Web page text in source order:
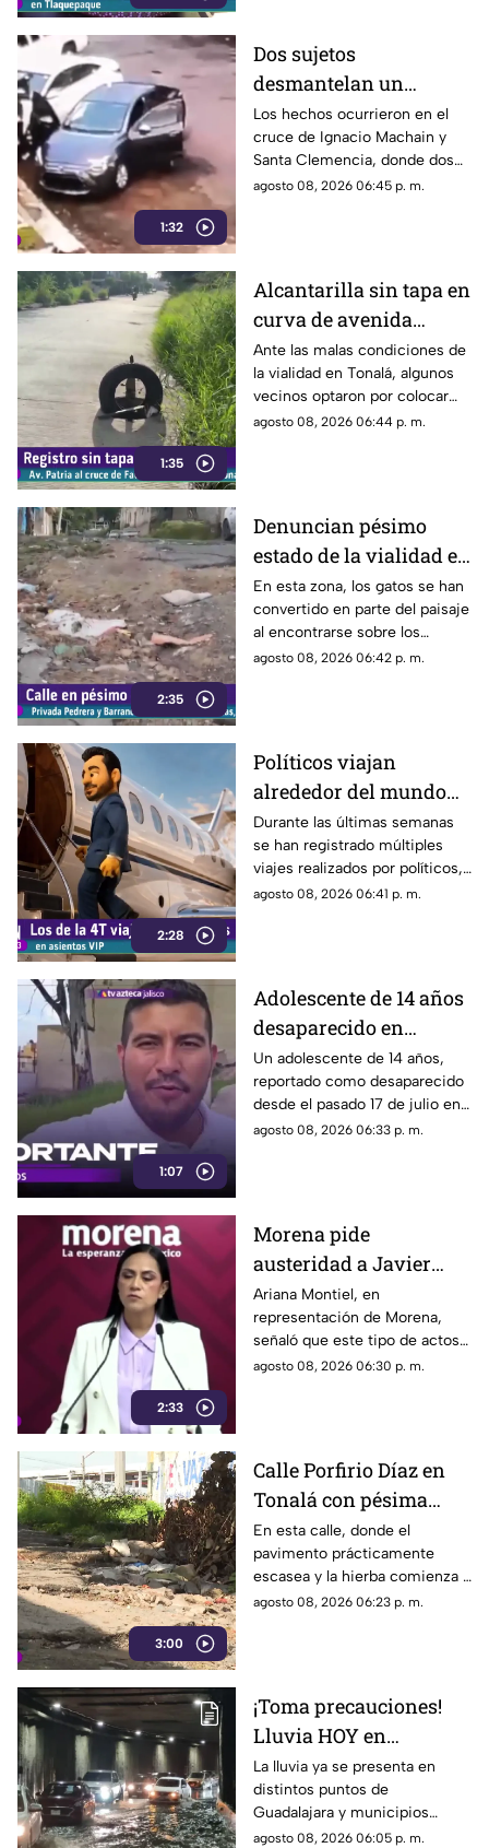
1:32
Dos sujetos
desmantelan un
vehículo a plena luz del
día en Guadalajara
Los hechos ocurrieron en el
cruce de Ignacio Machain y
Santa Clemencia, donde dos
sujetos fueron captados
agosto 08, 2026 06:45 p. m.
1:35
Alcantarilla sin tapa en
curva de avenida
Patria
Ante las malas condiciones de
la vialidad en Tonalá, algunos
vecinos optaron por colocar
una llanta como señalamiento
agosto 08, 2026 06:44 p. m.
2:35
Denuncian pésimo
estado de la vialidad en
Privada Pedrera y
Barrancones
En esta zona, los gatos se han
convertido en parte del paisaje
al encontrarse sobre los
techos y las puertas de las
agosto 08, 2026 06:42 p. m.
2:28
Políticos viajan
alrededor del mundo
sin ninguna
preocupación
Durante las últimas semanas
se han registrado múltiples
viajes realizados por políticos,
sin que hasta el momento
elevado gasto que han
generado.
agosto 08, 2026 06:41 p. m.
1:07
Adolescente de 14 años
desaparecido en
Tlaquepaque es
trasladado a Jalisco
tras ser localizado en
Michoacán
Un adolescente de 14 años,
reportado como desaparecido
desde el pasado 17 de julio en
Tlaquepaque, fue localizado
agosto 08, 2026 06:33 p. m.
2:33
Morena pide
austeridad a Javier
May, pero el ejemplo
parece faltar en casa
Ariana Montiel, en
representación de Morena,
señaló que este tipo de actos y
el gasto de recursos
austeridad establecidos por el
partido.
agosto 08, 2026 06:30 p. m.
3:00
Calle Porfirio Díaz en
Tonalá con pésima
vialidad y basura por
todas partes
En esta calle, donde el
pavimento prácticamente
escasea y la hierba comienza a
ganar terreno, los vecinos
resultados.
agosto 08, 2026 06:23 p. m.
¡Toma precauciones!
Lluvia HOY en
Guadalajara deja
fuertes vientos y
amenaza de granizo
La lluvia ya se presenta en
distintos puntos de
Guadalajara y municipios
cercanos, con fuertes vientos,
agosto 08, 2026 06:05 p. m.